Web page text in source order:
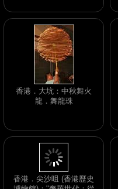
香港．大坑：中秋舞火
龍．舞龍珠